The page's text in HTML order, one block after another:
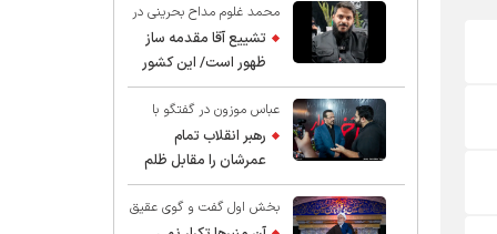
محمد غلوم مداح بحرینی در
گفت و گو با عقیق:
تشییع آقا مقدمه ساز
ظهور است/ این کشور
صاحب دارد
عباس موزون در گفتگو با
عقیق:رهبر انقلاب تمام
عمرشان را مقابل ظلم
ایستادند پس نباید از
شهادت ایشان شگفت
بخش اول گفت و گوی عقیق
با استاد حسین انصاریان: